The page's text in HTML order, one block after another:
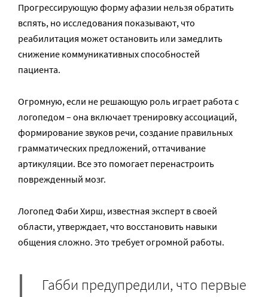
Прогрессирующую форму афазии нельзя обратить
вспять, но исследования показывают, что
реабилитация может остановить или замедлить
снижение коммуникативных способностей
пациента.
Огромную, если не решающую роль играет работа с
логопедом – она включает тренировку ассоциаций,
формирование звуков речи, создание правильных
грамматических предложений, оттачивание
артикуляции. Все это помогает перенастроить
поврежденный мозг.
Логопед Фаби Хирш, известная эксперт в своей
области, утверждает, что восстановить навыки
общения сложно. Это требует огромной работы.
Габби предупредили, что первые